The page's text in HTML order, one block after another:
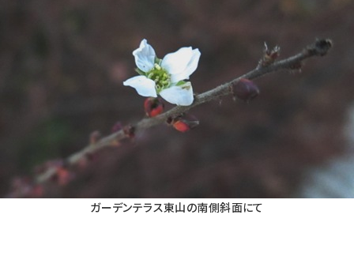
ガーデンテラス東山の南側斜面にて